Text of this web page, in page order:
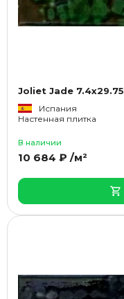
Joliet Jade 7.4x29.75
Испания
Настенная плитка
В наличии
10 684 ₽ /м²